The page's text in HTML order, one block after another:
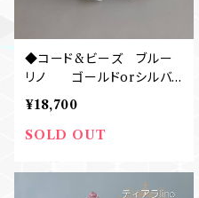
◆コード&ビーズ ブルー
リノ ゴールドorシルバ
ー フロリナ姫ティアラ
¥18,700
SOLD OUT